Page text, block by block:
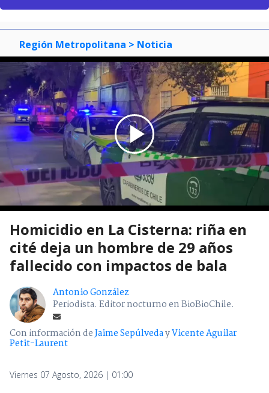
Región Metropolitana > Noticia
Homicidio en La Cisterna: riña en
cité deja un hombre de 29 años
fallecido con impactos de bala
Antonio González
Periodista. Editor nocturno en BioBioChile.
Con información deJaime SepúlvedayVicente Aguilar
Petit-Laurent
Viernes 07 Agosto, 2026 | 01:00